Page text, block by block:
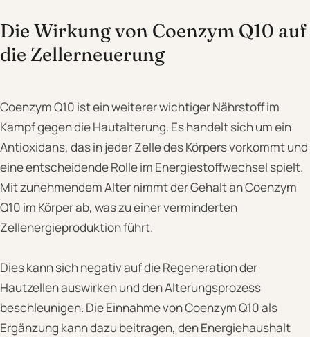
Die Wirkung von Coenzym Q10 auf
die Zellerneuerung
Coenzym Q10 ist ein weiterer wichtiger Nährstoff im
Kampf gegen die Hautalterung. Es handelt sich um ein
Antioxidans, das in jeder Zelle des Körpers vorkommt und
eine entscheidende Rolle im Energiestoffwechsel spielt.
Mit zunehmendem Alter nimmt der Gehalt an Coenzym
Q10 im Körper ab, was zu einer verminderten
Zellenergieproduktion führt.
Dies kann sich negativ auf die Regeneration der
Hautzellen auswirken und den Alterungsprozess
beschleunigen. Die Einnahme von Coenzym Q10 als
Ergänzung kann dazu beitragen, den Energiehaushalt